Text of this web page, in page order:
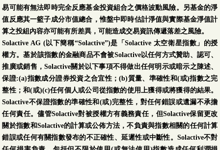
易可能有無法即時完全反應基金投資組合之價格波動風險。另基金的淨
值反應其一籃子成分市值總合，惟盤中即時估計淨值與實際基金淨值計
算之投組內容亦可能有所差異，可能造成交易資訊傳遞落差之風險。
Solactive AG (以下簡稱“Solactive”)是「Solactive 太空衛星指數」的授
權方。基於該指數的金融商品不會被Solactive以任何方式贊助、認可、
推廣或銷售，Solactive關於以下事項不得做出任何明示或暗示之陳述、
保證:(a)指數成分證券投資之合宜性；(b)質量、準確性和(或)指數之完
整性；和(或)(c)任何個人或公司從指數的使用上獲得或將獲得的結果。
Solactive不保證指數的準確性和(或)完整性，對任何錯誤或遺漏不承擔
任何責任。儘管Solactive對被授權方有義務責任，但Solactive保留更改
關於指數和Solactive的計算或公佈方法，不負責與指數相關的任何計算
錯誤或任何有關指數發布的不正確性、延遲性或中斷性。Solactive不對